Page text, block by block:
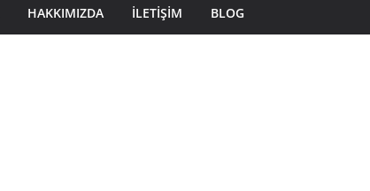
HAKKIMIZDA İLETIŞIM BLOG